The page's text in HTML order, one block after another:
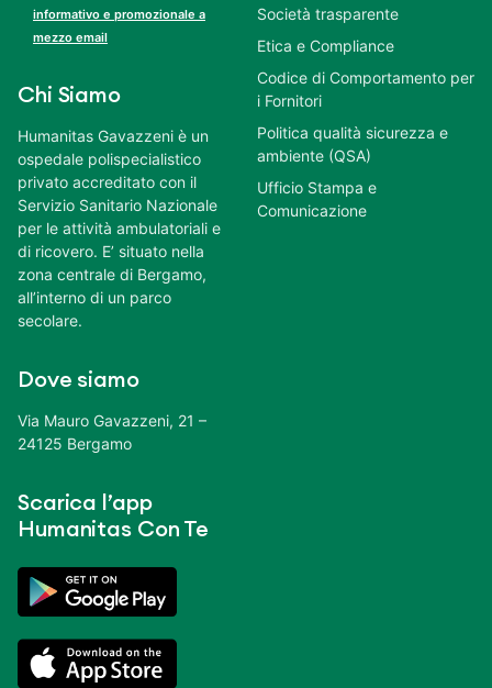
informativo e promozionale a
mezzo email
Chi Siamo
Humanitas Gavazzeni è un
ospedale polispecialistico
privato accreditato con il
Servizio Sanitario Nazionale
per le attività ambulatoriali e
di ricovero. E’ situato nella
zona centrale di Bergamo,
all’interno di un parco
secolare.
Dove siamo
Via Mauro Gavazzeni, 21 –
24125 Bergamo
Scarica l’app
Humanitas Con Te
Società trasparente
Etica e Compliance
Codice di Comportamento per
i Fornitori
Politica qualità sicurezza e
ambiente (QSA)
Ufficio Stampa e
Comunicazione